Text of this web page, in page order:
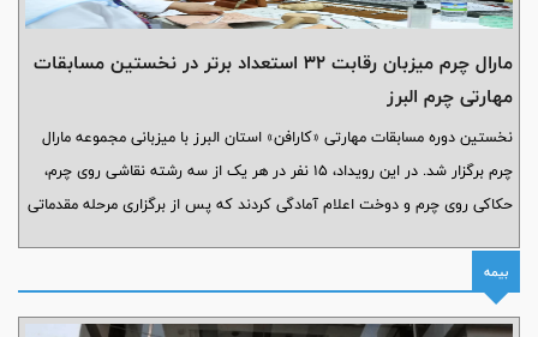
مارال چرم میزبان رقابت ۳۲ استعداد برتر در نخستین مسابقات
مهارتی چرم البرز
نخستین دوره مسابقات مهارتی «کارافن» استان البرز با میزبانی مجموعه مارال
چرم برگزار شد. در این رویداد، ۱۵ نفر در هر یک از سه رشته نقاشی روی چرم،
حکاکی روی چرم و دوخت اعلام آمادگی کردند که پس از برگزاری مرحله مقدماتی
بیمه